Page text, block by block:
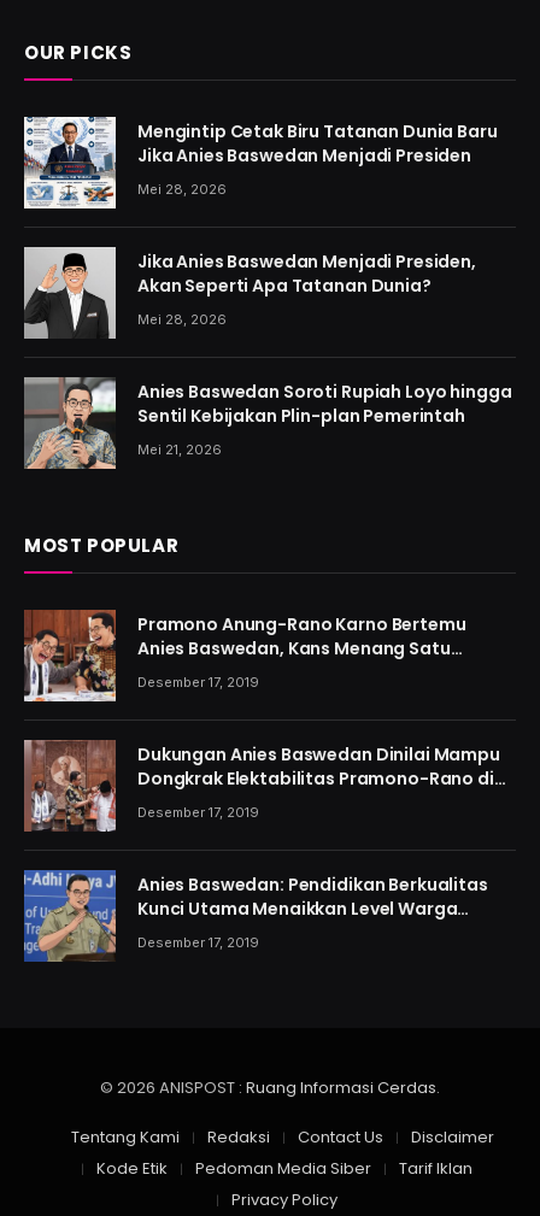
OUR PICKS
Mengintip Cetak Biru Tatanan Dunia Baru
Jika Anies Baswedan Menjadi Presiden
Mei 28, 2026
Jika Anies Baswedan Menjadi Presiden,
Akan Seperti Apa Tatanan Dunia?
Mei 28, 2026
Anies Baswedan Soroti Rupiah Loyo hingga
Sentil Kebijakan Plin-plan Pemerintah
Mei 21, 2026
MOST POPULAR
Pramono Anung-Rano Karno Bertemu
Anies Baswedan, Kans Menang Satu
Putaran Kian Menguat
Desember 17, 2019
Dukungan Anies Baswedan Dinilai Mampu
Dongkrak Elektabilitas Pramono-Rano di
Jakarta
Desember 17, 2019
Anies Baswedan: Pendidikan Berkualitas
Kunci Utama Menaikkan Level Warga
Jakarta
Desember 17, 2019
© 2026 ANISPOST : Ruang Informasi Cerdas.
Tentang Kami Redaksi Contact Us
Disclaimer
Kode Etik
Pedoman Media Siber
Tarif Iklan
Privacy Policy